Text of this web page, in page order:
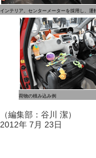
インテリア。センターメーターを採用し、
荷物の積み込み例
（編集部：谷川 潔）
2012年 7月 23日